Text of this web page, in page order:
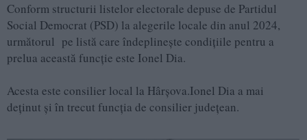
Conform structurii listelor electorale depuse de Partidul
Social Democrat (PSD) la alegerile locale din anul 2024,
următorul pe listă care îndeplinește condițiile pentru a
prelua această funcție este Ionel Dia.
Acesta este consilier local la Hârșova.Ionel Dia a mai
deținut și în trecut funcția de consilier județean.